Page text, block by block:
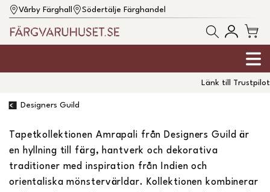
Vårby Färghall Södertälje Färghandel
Länk till Trustpilot
Designers Guild
Tapetkollektionen Amrapali från Designers Guild är
en hyllning till färg, hantverk och dekorativa
traditioner med inspiration från Indien och
orientaliska mönstervärldar. Kollektionen kombinerar